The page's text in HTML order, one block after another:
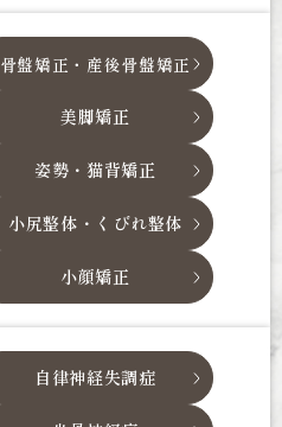
骨盤矯正・産後骨盤矯正
美脚矯正
姿勢・猫背矯正
小尻整体・くびれ整体
小顔矯正
自律神経失調症